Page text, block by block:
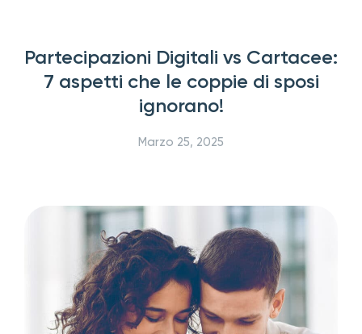
Partecipazioni Digitali vs Cartacee:
7 aspetti che le coppie di sposi
ignorano!
Marzo 25, 2025